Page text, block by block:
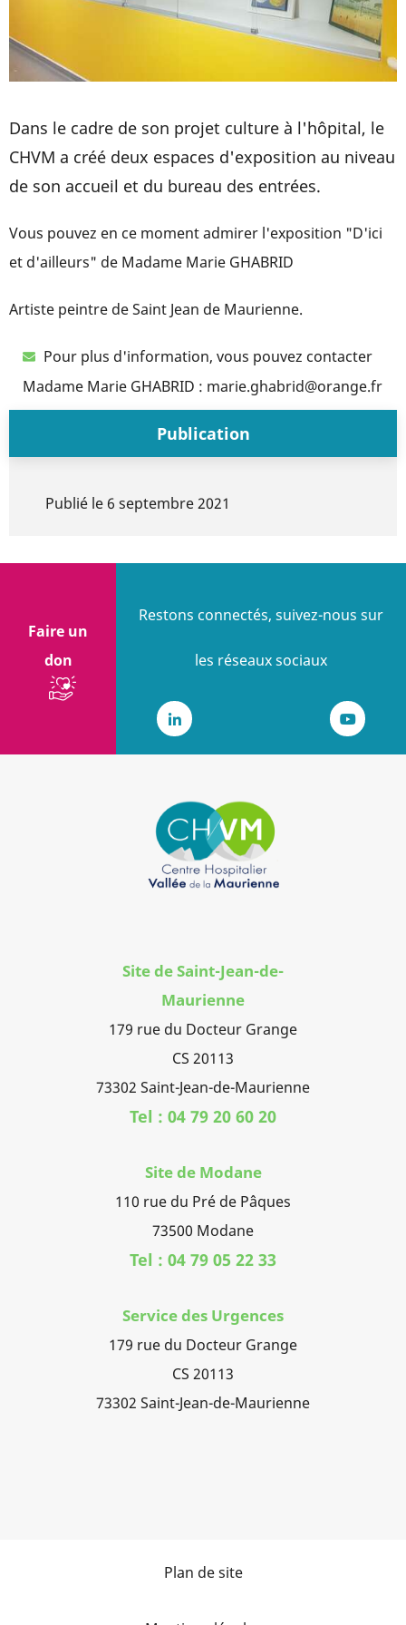
Dans le cadre de son projet culture à l'hôpital, le
CHVM a créé deux espaces d'exposition au niveau
de son accueil et du bureau des entrées.
Vous pouvez en ce moment admirer l'exposition "D'ici
et d'ailleurs" de Madame Marie GHABRID
Artiste peintre de Saint Jean de Maurienne.
Pour plus d'information, vous pouvez contacter
Madame Marie GHABRID : marie.ghabrid@orange.fr
Publication
Publié le 6 septembre 2021
Faire un
don
Restons connectés, suivez-nous sur
les réseaux sociaux
LinkedIn
Site de Saint-Jean-de-
Maurienne
179 rue du Docteur Grange
CS 20113
73302 Saint-Jean-de-Maurienne
Tel : 04 79 20 60 20
Site de Modane
110 rue du Pré de Pâques
73500 Modane
Tel : 04 79 05 22 33
Service des Urgences
179 rue du Docteur Grange
CS 20113
73302 Saint-Jean-de-Maurienne
Plan de site